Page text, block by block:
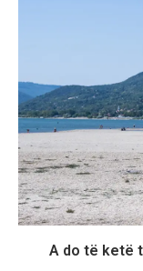
A do të ketë